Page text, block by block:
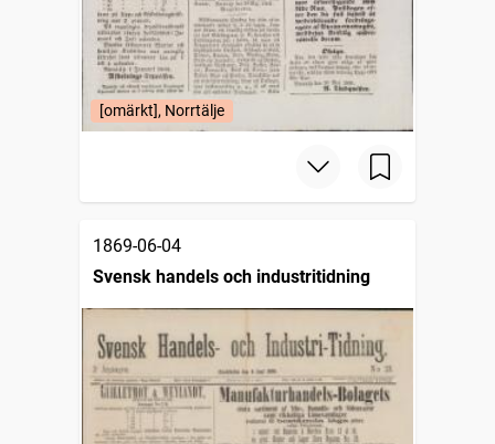
[omärkt], Norrtälje
1869-06-04
Svensk handels och industritidning